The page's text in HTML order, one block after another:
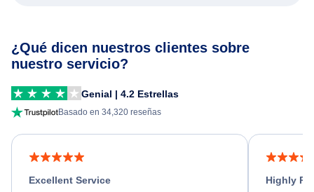
¿Qué dicen nuestros clientes sobre
nuestro servicio?
Genial | 4.2 Estrellas
Basado en 34,320 reseñas
Excellent Service
Highly